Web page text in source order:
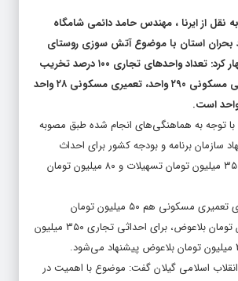
به نقل از ایرنا ، مهندس حامد دائمی شامگاه
بحران استان با موضوع آتش سوزی روستای
امام زاده ابراهیم اظهار کرد: تعداد واحدهای تجاری ۱۰۰ درصد تخریب
شده ۹۰ واحد، احداثی مسکونی ۲۹۰ واحد، تعمیری مسکونی ۲۸ واحد
با توجه به هماهنگی‌های انجام شده طبق مصوبه
سازمان برنامه و بودجه کشور برای احداث
واحدهای مسکونی ۳۵۰ میلیون تومان تسهیلات و ۸۰ میلیون تومان
دائمی اضافه کرد: برای تعمیری مسکونی هم ۵۰ میلیون تومان
تسهیلات، ۳۰ میلیون تومان بلاعوض، برای احداثی تجاری ۳۵۰ میلیون
اسلامی گیلان گفت: موضوع با اهمیت در